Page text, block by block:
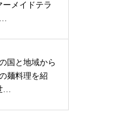
ーメイドテラ
国と地域から
麺料理を紹
…